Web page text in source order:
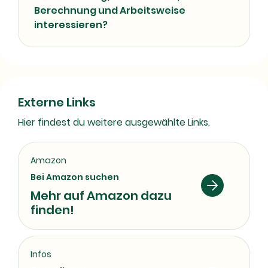
Berechnung und Arbeitsweise
interessieren?
Externe Links
Hier findest du weitere ausgewählte Links.
Amazon
Bei Amazon suchen
Mehr auf Amazon dazu
finden!
Infos